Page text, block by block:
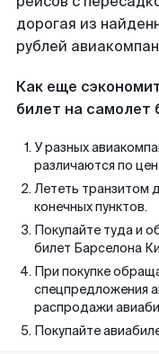
дорогая из
рублей
Как еще
билет на самолет
У разных
различаются по
Лететь транзитом
конечных пунктов.
Покупайте туда и
билет Барселона
При покупке
спецпредложения
распродажи
Покупайте